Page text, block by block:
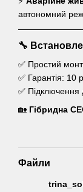
автономний
🔧
✅ Простий
✅ Гарантія: 10
✅ Підключення
🏡 Гібридна
Файли